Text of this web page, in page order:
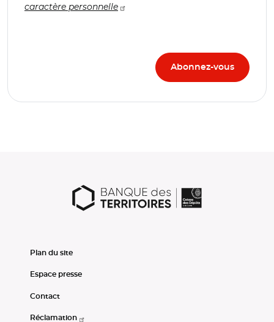
caractère personnelle
Plan du site
Espace presse
Contact
Réclamation